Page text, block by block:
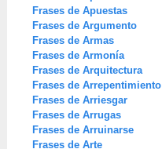
Frases de Apuestas
Frases de Argumento
Frases de Armas
Frases de Armonía
Frases de Arquitectura
Frases de Arrepentimiento
Frases de Arriesgar
Frases de Arrugas
Frases de Arruinarse
Frases de Arte